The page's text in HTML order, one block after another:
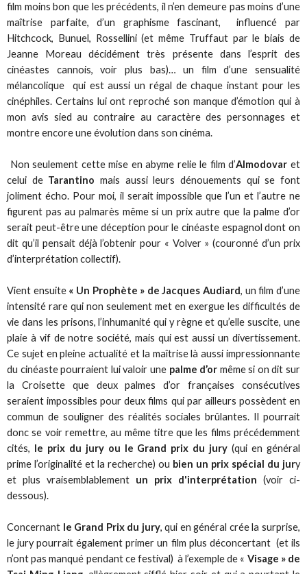
film moins bon que les précédents, il n’en demeure pas moins d’une
maîtrise parfaite, d’un graphisme fascinant, influencé par
Hitchcock, Bunuel, Rossellini (et même Truffaut par le biais de
Jeanne Moreau décidément très présente dans l’esprit des
cinéastes cannois, voir plus bas)… un film d’une sensualité
mélancolique qui est aussi un régal de chaque instant pour les
cinéphiles. Certains lui ont reproché son manque d’émotion qui à
mon avis sied au contraire au caractère des personnages et
montre encore une évolution dans son cinéma.
Non seulement cette mise en abyme relie le film d’Almodovar et
celui de Tarantino mais aussi leurs dénouements qui se font
joliment écho. Pour moi, il serait impossible que l’un et l’autre ne
figurent pas au palmarès même si un prix autre que la palme d’or
serait peut-être une déception pour le cinéaste espagnol dont on
dit qu’il pensait déjà l’obtenir pour « Volver » (couronné d’un prix
d’interprétation collectif).
Vient ensuite « Un Prophète » de Jacques Audiard, un film d’une
intensité rare qui non seulement met en exergue les difficultés de
vie dans les prisons, l’inhumanité qui y règne et qu’elle suscite, une
plaie à vif de notre société, mais qui est aussi un divertissement.
Ce sujet en pleine actualité et la maîtrise là aussi impressionnante
du cinéaste pourraient lui valoir une palme d’or même si on dit sur
la Croisette que deux palmes d’or françaises consécutives
seraient impossibles pour deux films qui par ailleurs possèdent en
commun de souligner des réalités sociales brûlantes. Il pourrait
donc se voir remettre, au même titre que les films précédemment
cités,
le prix du jury ou le Grand prix du jury (qui en général
prime l’originalité et la recherche) ou bien un prix spécial du jury
et plus vraisemblablement un prix d'interprétation (voir ci-
dessous).
Concernant le Grand Prix du jury, qui en général crée la surprise,
le jury pourrait également primer un film plus déconcertant (et ils
n’ont pas manqué pendant ce festival) à l’exemple de « Visage » de